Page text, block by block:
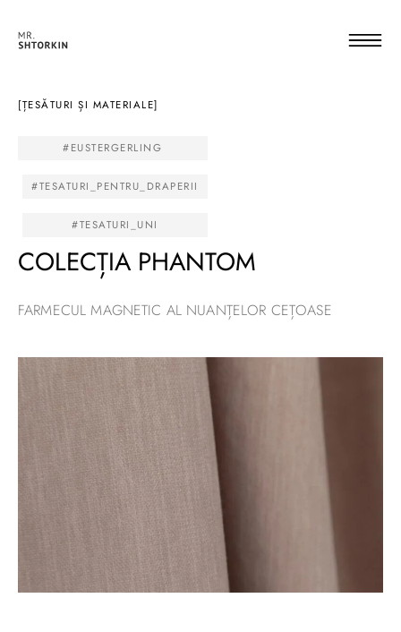
[ȚESĂTURI ȘI MATERIALE]
#EUSTERGERLING
#TESATURI_PENTRU_DRAPERII
#TESATURI_UNI
COLECȚIA PHANTOM
FARMECUL MAGNETIC AL NUANȚELOR CEȚOASE